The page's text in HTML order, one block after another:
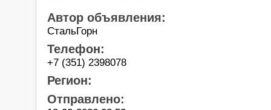
Автор объявления:
СтальГорн
Телефон:
+7 (351) 2398078
Регион:
Отправлено: